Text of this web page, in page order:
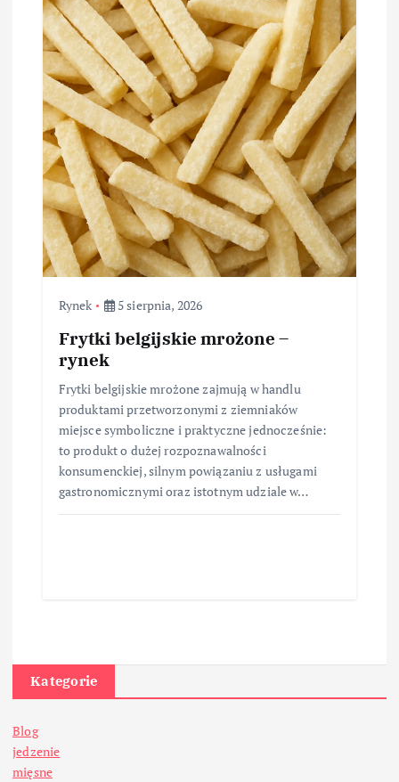
Rynek 5 sierpnia, 2026
Frytki belgijskie mrożone –
rynek
Frytki belgijskie mrożone zajmują w handlu
produktami przetworzonymi z ziemniaków
miejsce symboliczne i praktyczne jednocześnie:
to produkt o dużej rozpoznawalności
konsumenckiej, silnym powiązaniu z usługami
gastronomicznymi oraz istotnym udziale w…
Kategorie
Blog
jedzenie
mięsne